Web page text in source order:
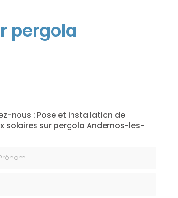
pergola
nous : Pose et installation de
solaires sur pergola Andernos-les-